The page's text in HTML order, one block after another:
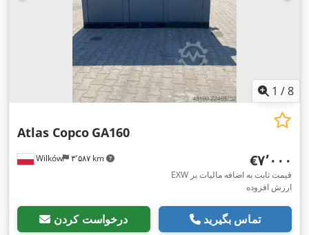
1 /8
Wilków ۳٬۵۸۷ km
Atlas Copco GA160
‎€۷٬۰۰۰
EXW قیمت ثابت به اضافه مالیات بر
ارزش افزوده
درخواست کردن تماس بگیرید